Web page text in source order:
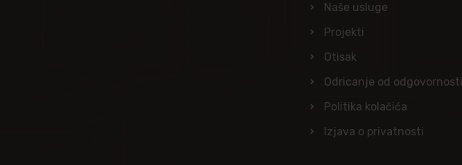
Naše usluge
Projekti
Otisak
Odricanje od odgovornosti
Politika kolačića
Izjava o privatnosti